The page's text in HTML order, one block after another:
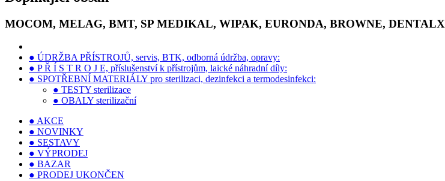
MOCOM, MELAG, BMT, SP MEDIKAL, WIPAK, EURONDA, BROWNE, DENTALX
● ÚDRŽBA PŘÍSTROJŮ, servis, BTK, odborná údržba, opravy:
● P Ř Í S T R O J E, příslušenství k přístrojům, laické náhradní díly:
● SPOTŘEBNÍ MATERIÁLY pro sterilizaci, dezinfekci a termodesinfekci:
● TESTY sterilizace
● OBALY sterilizační
● AKCE
● NOVINKY
● SESTAVY
● VÝPRODEJ
● BAZAR
● PRODEJ UKONČEN